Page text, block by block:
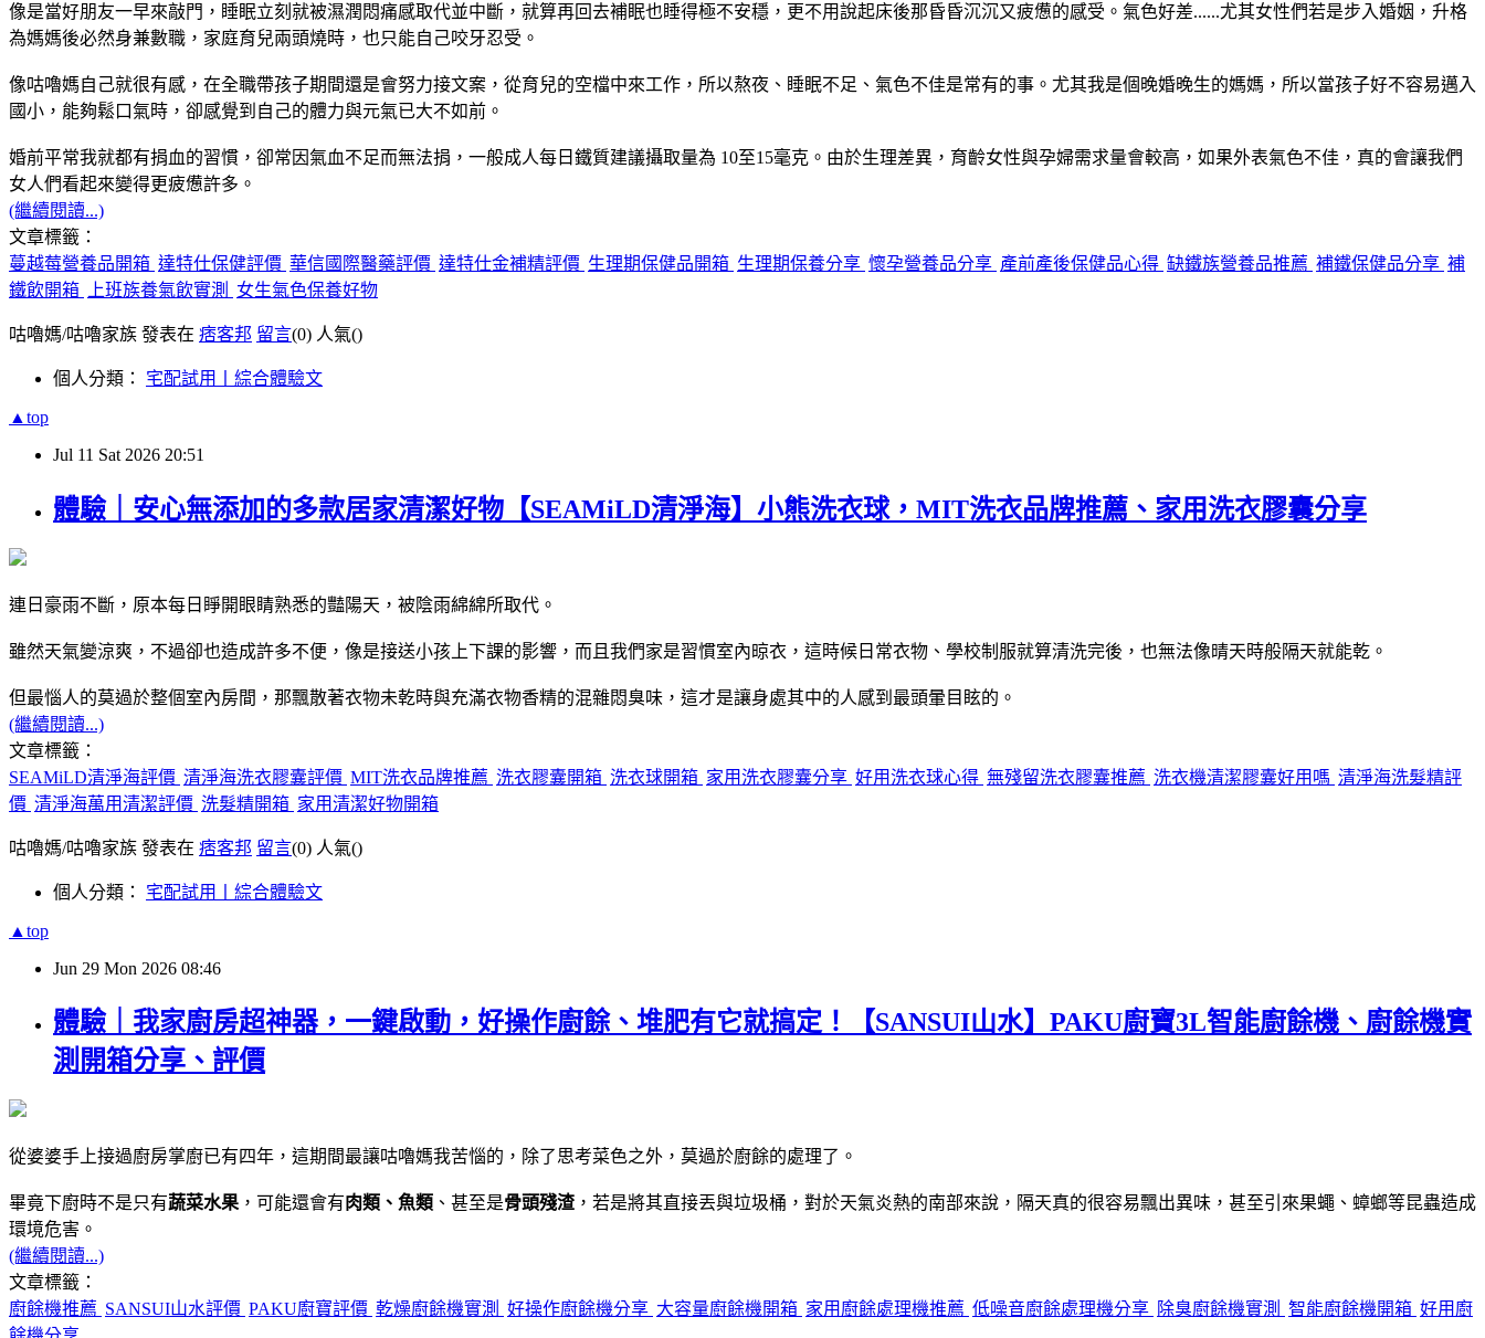
像是當好朋友一早來敲門，睡眠立刻就被濕潤悶痛感取代並中斷，就算再回去補眠也睡得極不安穩，更不用說起床後那昏昏沉沉又疲憊的感受。氣色好差......尤其女性們若是步入婚姻，升格
為媽媽後必然身兼數職，家庭育兒兩頭燒時，也只能自己咬牙忍受。
像咕嚕媽自己就很有感，在全職帶孩子期間還是會努力接文案，從育兒的空檔中來工作，所以熬夜、睡眠不足、氣色不佳是常有的事。尤其我是個晚婚晚生的媽媽，所以當孩子好不容易邁入
國小，能夠鬆口氣時，卻感覺到自己的體力與元氣已大不如前。
婚前平常我就都有捐血的習慣，卻常因氣血不足而無法捐，一般成人每日鐵質建議攝取量為 10至15毫克。由於生理差異，育齡女性與孕婦需求量會較高，如果外表氣色不佳，真的會讓我們
女人們看起來變得更疲憊許多。
(繼續閱讀...)
文章標籤：
蔓越莓營養品開箱 達特仕保健評價 華信國際醫藥評價 達特仕金補精評價 生理期保健品開箱 生理期保養分享 懷孕營養品分享 產前產後保健品心得 缺鐵族營養品推薦 補鐵保健品分享 補
鐵飲開箱
上班族養氣飲實測 女生氣色保養好物
咕嚕媽/咕嚕家族 發表在 痞客邦 留言(0) 人氣()
個人分類： 宅配試用丨綜合體驗文
▲top
Jul 11 Sat 2026 20:51
體驗｜安心無添加的多款居家清潔好物【SEAMiLD清淨海】小熊洗衣球，MIT洗衣品牌推薦、家用洗衣膠囊分享
連日豪雨不斷，原本每日睜開眼睛熟悉的豔陽天，被陰雨綿綿所取代。
雖然天氣變涼爽，不過卻也造成許多不便，像是接送小孩上下課的影響，而且我們家是習慣室內晾衣，這時候日常衣物、學校制服就算清洗完後，也無法像晴天時般隔天就能乾。
但最惱人的莫過於整個室內房間，那飄散著衣物未乾時與充滿衣物香精的混雜悶臭味，這才是讓身處其中的人感到最頭暈目眩的。
(繼續閱讀...)
文章標籤：
SEAMiLD清淨海評價 清淨海洗衣膠囊評價 MIT洗衣品牌推薦 洗衣膠囊開箱 洗衣球開箱 家用洗衣膠囊分享 好用洗衣球心得 無殘留洗衣膠囊推薦 洗衣機清潔膠囊好用嗎 清淨海洗髮精評
價 清淨海萬用清潔評價 洗髮精開箱 家用清潔好物開箱
咕嚕媽/咕嚕家族 發表在 痞客邦 留言(0) 人氣()
個人分類： 宅配試用丨綜合體驗文
▲top
Jun 29 Mon 2026 08:46
體驗｜我家廚房超神器，一鍵啟動，好操作廚餘、堆肥有它就搞定！【SANSUI山水】PAKU廚寶3L智能廚餘機、廚餘機實
測開箱分享、評價
從婆婆手上接過廚房掌廚已有四年，這期間最讓咕嚕媽我苦惱的，除了思考菜色之外，莫過於廚餘的處理了。
畢竟下廚時不是只有蔬菜水果 ，可能還會有肉類、魚類 、甚至是骨頭殘渣 ，若是將其直接丟與垃圾桶，對於天氣炎熱的南部來說，隔天真的很容易飄出異味，甚至引來果蠅、蟑螂等昆蟲造成
環境危害。
(繼續閱讀...)
文章標籤：
廚餘機推薦 SANSUI山水評價 PAKU廚寶評價 乾燥廚餘機實測 好操作廚餘機分享 大容量廚餘機開箱 家用廚餘處理機推薦 低噪音廚餘處理機分享 除臭廚餘機實測 智能廚餘機開箱 好用廚